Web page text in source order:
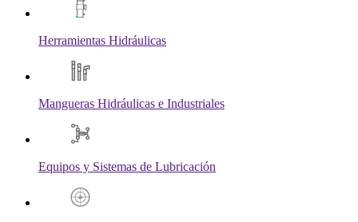
Herramientas Hidráulicas
Mangueras Hidráulicas e Industriales
Equipos y Sistemas de Lubricación